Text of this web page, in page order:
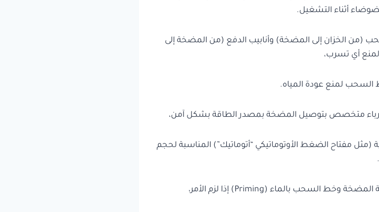
أثناء التشغيل.
(من الخزان إلى المضخة) وأنابيب الدفع (من المضخة إلى
لمنع أي تسرب،
لمنع عودة المياه.
(مثل مفتاح الضغط الأوتوماتيكي “أتوماتيك”) المناسبة لحجم